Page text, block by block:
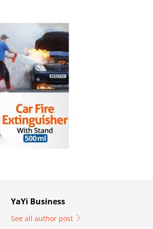
YaYi Business
See all author post